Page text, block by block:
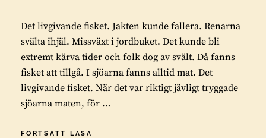
Det livgivande fisket. Jakten kunde fallera. Renarna
svälta ihjäl. Missväxt i jordbuket. Det kunde bli
extremt kärva tider och folk dog av svält. Då fanns
fisket att tillgå. I sjöarna fanns alltid mat. Det
livgivande fisket. När det var riktigt jävligt tryggade
sjöarna maten, för …
FORTSÄTT LÄSA